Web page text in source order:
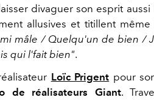
divaguer son esprit
allusives et titillent même
mâle / Quelqu'un de bien /
qui l'fait bien".
Loïc Prigent pour
de réalisateurs Giant.